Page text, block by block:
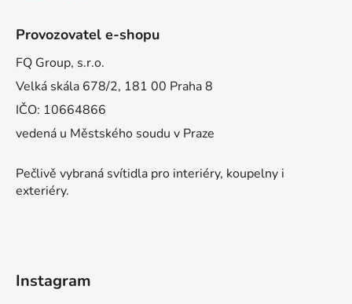
Provozovatel e-shopu
FQ Group, s.r.o.
Velká skála 678/2, 181 00 Praha 8
IČO: 10664866
vedená u Městského soudu v Praze
Pečlivě vybraná svítidla pro interiéry, koupelny i
exteriéry.
Instagram